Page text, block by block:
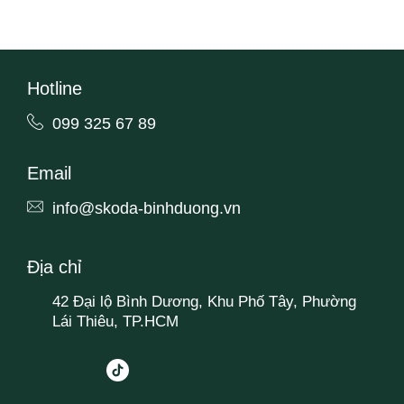
Hotline
099 325 67 89
Email
info@skoda-binhduong.vn
Địa chỉ
42 Đại lộ Bình Dương, Khu Phố Tây, Phường
Lái Thiêu, TP.HCM